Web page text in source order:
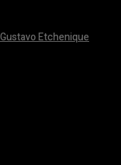
Etchenique